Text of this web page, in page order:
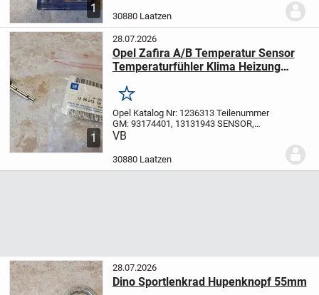
1
Fahrzeugs sorgen die Deko-Leuchten in
30880 Laatzen
1
28.07.2026
Opel Zafira A/B Temperatur Sensor
Temperaturfühler Klima Heizung
Merken
Opel Katalog Nr: 1236313Teilenummer
GM: 93174401, 13131943 SENSOR,
LUFTTEMPERATUR, INNEN,
ODER ELEKTRONISCHE
VB
30880 Laatzen
28.07.2026
Dino Sportlenkrad Hupenknopf 55mm